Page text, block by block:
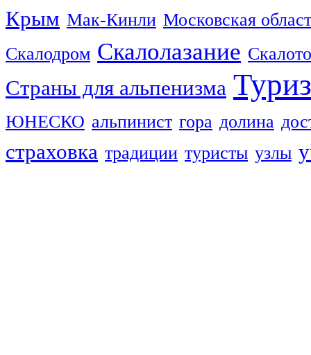
Крым Мак-Кинли Московская
Скалодром Скалолазание
Страны для альпенизма
ЮНЕСКО альпинист гора долина
страховка традиции туристы узлы